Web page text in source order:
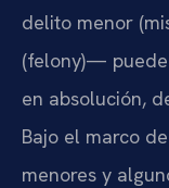
delito menor
(felony)—
en absolución,
Bajo el marco
menores y